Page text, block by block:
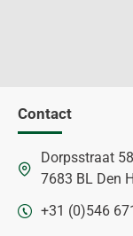
Contact
Dorpsstraat 58
7683 BL Den
+31 (0)546